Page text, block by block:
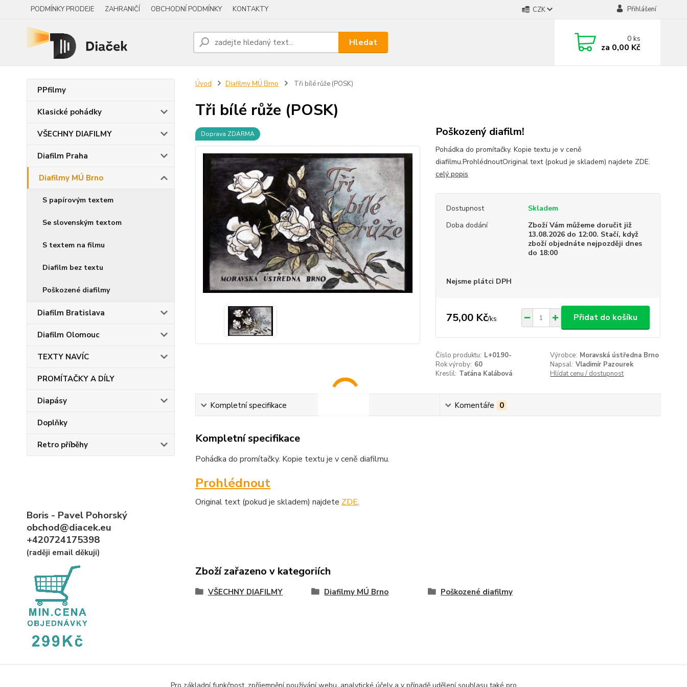
PODMÍNKY PRODEJE ZAHRANIČÍ OBCHODNÍ PODMÍNKY KONTAKTY CZK Přihlášení
Hledat 0ks
za 0,00 Kč
PPfilmy
Klasické pohádky
VŠECHNY DIAFILMY
Diafilm Praha
Diafilmy MÚ Brno
S papírovým textem
Se slovenským textom
S textem na filmu
Diafilm bez textu
Poškozené diafilmy
Diafilm Bratislava
Diafilm Olomouc
TEXTY NAVÍC
PROMÍTAČKY A DÍLY
Diapásy
Doplňky
Retro příběhy
Boris - Pavel Pohorský
obchod@diacek.eu
+420724175398
(raději email děkuji)
Úvod Diafilmy MÚ Brno Tři bílé růže (POSK)
Tři bílé růže (POSK)
Doprava ZDARMA Poškozený diafilm!
Pohádka do promítačky. Kopie textu je v ceně
diafilmu.ProhlédnoutOriginal text (pokud je skladem) najdete ZDE.
celý popis
Dostupnost
Skladem
Doba dodání
Zboží Vám můžeme doručit již
13.08.2026 do 12:00. Stačí, když
zboží objednáte nejpozději dnes
do 18:00
Nejsme plátci DPH
75,00 Kč/ks Přidat do košíku
Číslo produktu: L+0190- Výrobce: Moravská ústředna Brno
Rok výroby: 60 Napsal: Vladimír Pazourek
Kreslil: Taťána Kalábová Hlídat cenu / dostupnost
Kompletní specifikace Komentáře 0
Kompletní specifikace
Pohádka do promítačky. Kopie textu je v ceně diafilmu.
Prohlédnout
Original text (pokud je skladem) najdete ZDE.
Zboží zařazeno v kategoriích
VŠECHNY DIAFILMY Diafilmy MÚ Brno Poškozené diafilmy